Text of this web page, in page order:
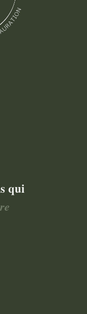
qui